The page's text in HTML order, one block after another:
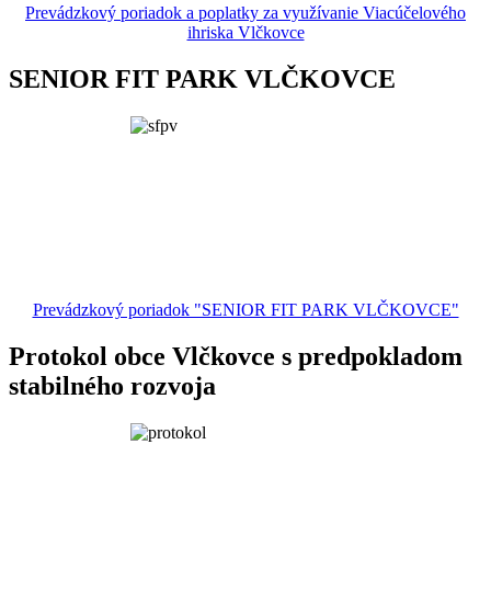
Prevádzkový poriadok a poplatky za využívanie Viacúčelového
ihriska Vlčkovce
SENIOR FIT PARK VLČKOVCE
Prevádzkový poriadok "SENIOR FIT PARK VLČKOVCE"
Protokol obce Vlčkovce s predpokladom
stabilného rozvoja